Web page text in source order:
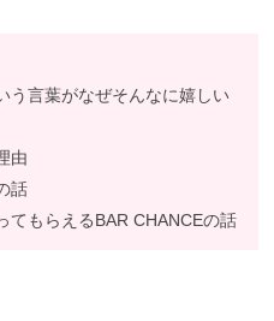
う言葉がなぜそんなに嬉しい
由
話
てもらえるBAR CHANCEの話